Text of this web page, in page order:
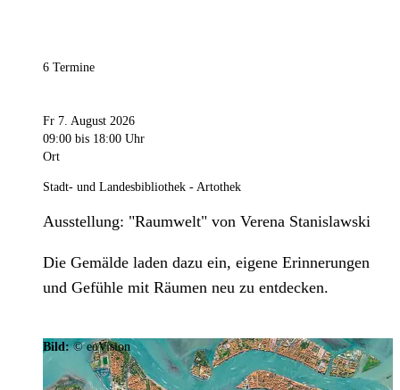
6 Termine
Fr 7. August 2026
09:00 bis 18:00 Uhr
Ort
Stadt- und Landesbibliothek - Artothek
Ausstellung: "Raumwelt" von Verena Stanislawski
Die Gemälde laden dazu ein, eigene Erinnerungen
und Gefühle mit Räumen neu zu entdecken.
Bild:© eoVision